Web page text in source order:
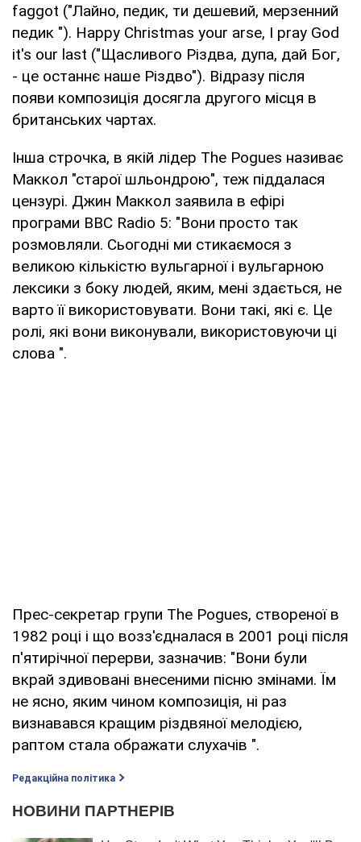
faggot ("Лайно, педик, ти дешевий, мерзенний
педик "). Happy Christmas your arse, I pray God
it's our last ("Щасливого Різдва, дупа, дай Бог,
- це останнє наше Різдво"). Відразу після
появи композиція досягла другого місця в
британських чартах.
Інша строчка, в якій лідер The Pogues називає
Маккол "старої шльондрою", теж піддалася
цензурі. Джин Маккол заявила в ефірі
програми BBC Radio 5: "Вони просто так
розмовляли. Сьогодні ми стикаємося з
великою кількістю вульгарної і вульгарною
лексики з боку людей, яким, мені здається, не
варто її використовувати. Вони такі, які є. Це
ролі, які вони виконували, використовуючи ці
слова ".
Прес-секретар групи The Pogues, створеної в
1982 році і що возз'єдналася в 2001 році після
п'ятирічної перерви, зазначив: "Вони були
вкрай здивовані внесеними пісню змінами. Їм
не ясно, яким чином композиція, ні раз
визнавався кращим різдвяної мелодією,
раптом стала ображати слухачів ".
Редакційна політика